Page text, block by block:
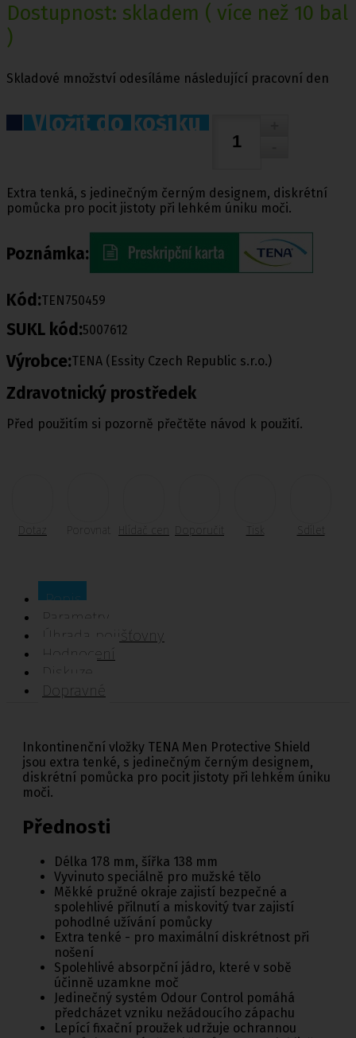
Dostupnost: skladem ( více než 10 bal
)
Skladové množství odesíláme následující pracovní den
Vložit do košíku
Extra tenká, s jedinečným černým designem, diskrétní
pomůcka pro pocit jistoty při lehkém úniku moči.
Poznámka:
Kód:TEN750459
SUKL kód:5007612
Výrobce:TENA (Essity Czech Republic s.r.o.)
Zdravotnický prostředek
Před použitím si pozorně přečtěte návod k použití.
Dotaz Porovnat Doporučit Tisk Sdílet
Popis
Parametry
Úhrada pojišťovny
Hodnocení
Diskuze
Dopravné
Inkontinenční vložky TENA Men Protective Shield
jsou extra tenké, s jedinečným černým designem,
diskrétní pomůcka pro pocit jistoty při lehkém úniku
moči.
Přednosti
Délka 178 mm, šířka 138 mm
Vyvinuto speciálně pro mužské tělo
Měkké pružné okraje zajistí bezpečné a
spolehlivé přilnutí a miskovitý tvar zajistí
pohodlné užívání pomůcky
Extra tenké - pro maximální diskrétnost při
nošení
Spolehlivé absorpční jádro, které v sobě
účinně uzamkne moč
Jedinečný systém Odour Control pomáhá
předcházet vzniku nežádoucího zápachu
Lepící fixační proužek udržuje ochrannou